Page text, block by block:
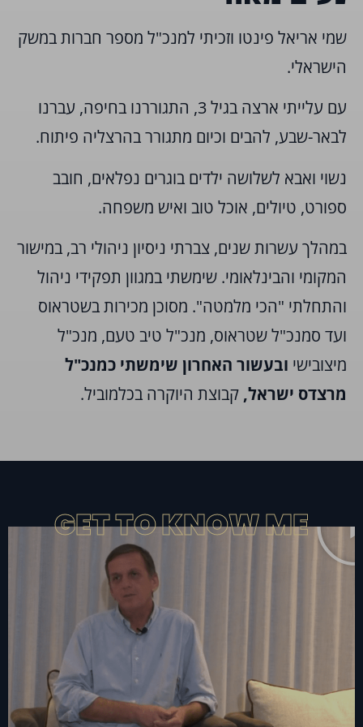
שמי אריאל פינטו וזכיתי למנכ"ל מספר חברות במשק
הישראלי.
עם עלייתי ארצה בגיל 3, התגוררנו בחיפה, עברנו
לבאר-שבע, להבים וכיום מתגורר בהרצליה פיתוח.
נשוי ואבא לשלושה ילדים בוגרים נפלאים, חובב
ספורט, טיולים, אוכל טוב ואיש משפחה.
במהלך עשרות שנים, צברתי ניסיון ניהולי רב, במישור
המקומי והבינלאומי. שימשתי במגוון תפקידי ניהול
והתחלתי "הכי מלמטה". מסוכן מכירות בשטראוס
ועד סמנכ"ל שטראוס, מנכ"ל טיב טעם, מנכ"ל
מיצובישי ובעשור האחרון שימשתי כמנכ"ל
מרצדס ישראל, קבוצת היוקרה בכלמוביל.
GET TO KNOW ME